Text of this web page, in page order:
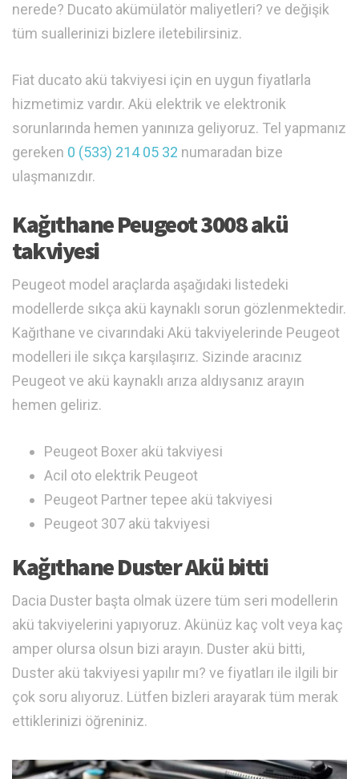
nerede? Ducato akümülatör maliyetleri? ve değişik
tüm suallerinizi bizlere iletebilirsiniz.
Fiat ducato akü takviyesi için en uygun fiyatlarla
hizmetimiz vardır. Akü elektrik ve elektronik
sorunlarında hemen yanınıza geliyoruz. Tel yapmanız
gereken 0 (533) 214 05 32 numaradan bize
ulaşmanızdır.
Kağıthane Peugeot 3008 akü
takviyesi
Peugeot model araçlarda aşağıdaki listedeki
modellerde sıkça akü kaynaklı sorun gözlenmektedir.
Kağıthane ve civarındaki Akü takviyelerinde Peugeot
modelleri ile sıkça karşılaşırız. Sizinde aracınız
Peugeot ve akü kaynaklı arıza aldıysanız arayın
hemen geliriz.
Peugeot Boxer akü takviyesi
Acil oto elektrik Peugeot
Peugeot Partner tepee akü takviyesi
Peugeot 307 akü takviyesi
Kağıthane Duster Akü bitti
Dacia Duster başta olmak üzere tüm seri modellerin
akü takviyelerini yapıyoruz. Akünüz kaç volt veya kaç
amper olursa olsun bizi arayın. Duster akü bitti,
Duster akü takviyesi yapılır mı? ve fiyatları ile ilgili bir
çok soru alıyoruz. Lütfen bizleri arayarak tüm merak
ettiklerinizi öğreniniz.